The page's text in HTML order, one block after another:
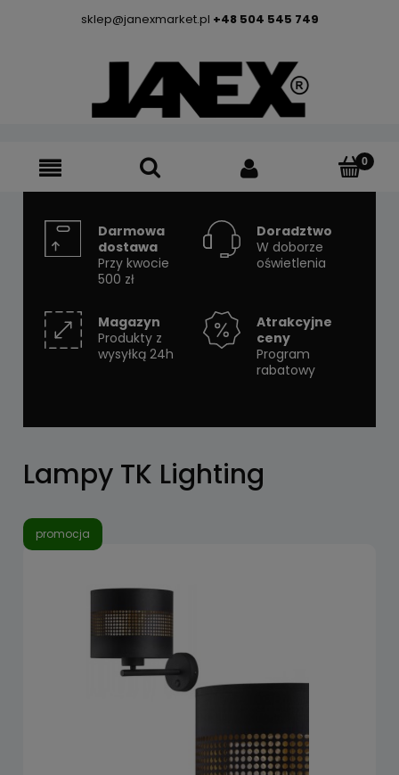
sklep@janexmarket.pl +48 504 545 749
Darmowa
dostawa
Przy kwocie
500 zł
Doradztwo
W doborze
oświetlenia
Magazyn
Produkty z
wysyłką 24h
Atrakcyjne
ceny
Program
rabatowy
Lampy TK Lighting
promocja